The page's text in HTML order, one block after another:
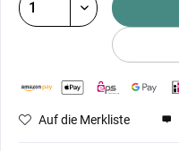
Auf die Merkliste